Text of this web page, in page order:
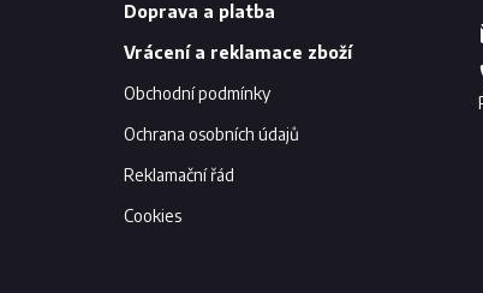
Doprava a platba
Vrácení a reklamace zboží
Obchodní podmínky
Ochrana osobních údajů
Reklamační řád
Cookies